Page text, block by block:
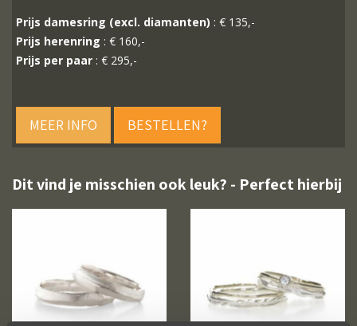
Prijs damesring (excl. diamanten) : € 135,-
Prijs herenring : € 160,-
Prijs per paar : € 295,-
MEER INFO BESTELLEN?
Dit vind je misschien ook leuk? - Perfect hierbij